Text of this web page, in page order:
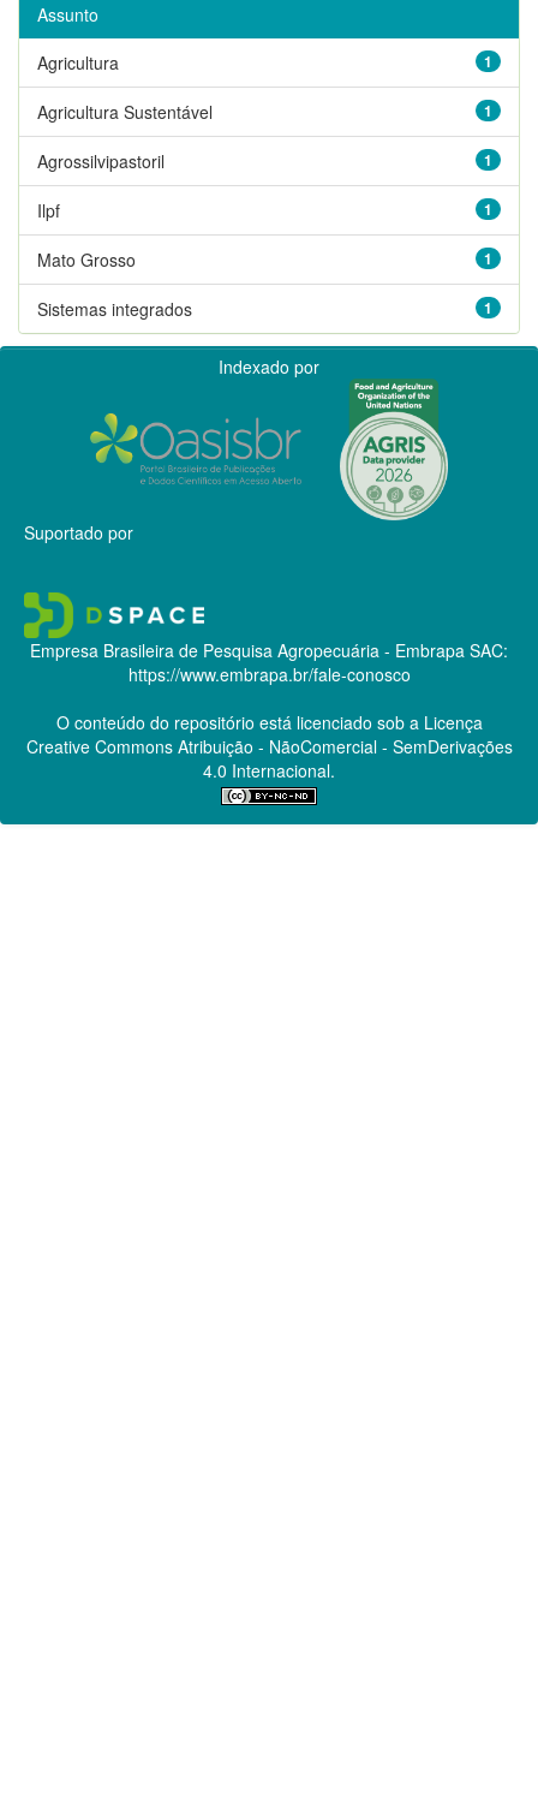
Assunto
1
Agricultura
1
Agricultura Sustentável
1
Agrossilvipastoril
1
Ilpf
1
Mato Grosso
1
Sistemas integrados
Indexado por
Suportado por
Empresa Brasileira de Pesquisa Agropecuária - Embrapa SAC:
https://www.embrapa.br/fale-conosco
O conteúdo do repositório está licenciado sob a Licença
Creative CommonsAtribuição - NãoComercial - SemDerivações
4.0 Internacional.